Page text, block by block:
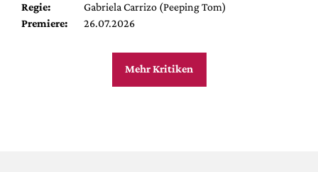
Regie:
Gabriela Carrizo (Peeping Tom)
Premiere:
26.07.2026
Mehr Kritiken